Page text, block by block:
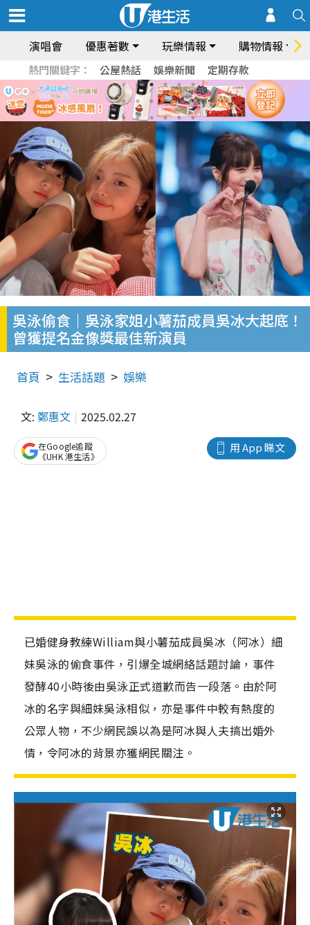
演唱會 優惠著數 玩樂情報 購物情報
熱門關鍵字： 公屋熱話 娛樂新聞 定期存款
吳泳偷食｜吳泳家姐小薯茄成員吳冰大起底！
曾獲提名金像獎最佳新演員
首頁 生活話題 娛樂
文: 鄭惠文 2025.02.27
用 App 睇文
在Google追蹤
《UHK 港生活》
已婚健身教練William與小薯茄成員吳冰（阿冰）細
妹吳泳的偷食事件，引爆全城網絡話題討論，事件
發酵40小時後由吳泳正式道歉而告一段落。由於阿
冰的名字與細妹吳泳相似，亦是事件中較有熱度的
公眾人物，不少網民誤以為是阿冰與人夫搞出婚外
情，令阿冰的背景亦獲網民關注。